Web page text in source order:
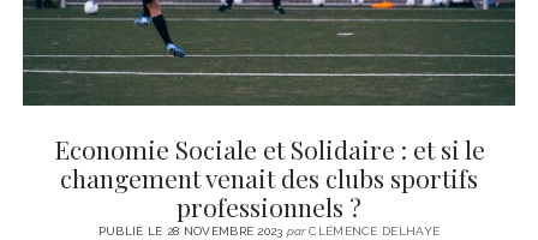
Economie Sociale et Solidaire : et si le
changement venait des clubs sportifs
professionnels ?
PUBLIÉ LE 28 NOVEMBRE 2023 parCLÉMENCE DELHAYE